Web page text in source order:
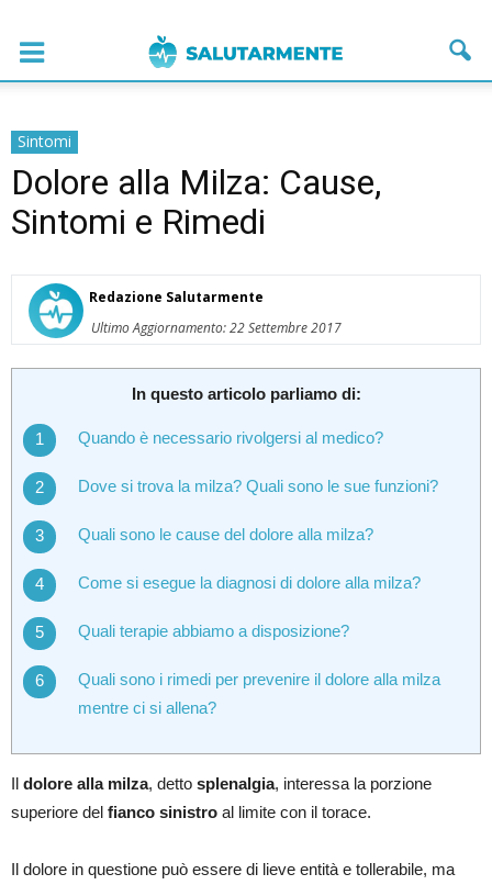
Sintomi
Dolore alla Milza: Cause,
Sintomi e Rimedi
Redazione Salutarmente
Ultimo Aggiornamento: 22 Settembre 2017
In questo articolo parliamo di:
Quando è necessario rivolgersi al medico?
Dove si trova la milza? Quali sono le sue funzioni?
Quali sono le cause del dolore alla milza?
Come si esegue la diagnosi di dolore alla milza?
Quali terapie abbiamo a disposizione?
Quali sono i rimedi per prevenire il dolore alla milza
mentre ci si allena?
Il dolore alla milza, detto splenalgia, interessa la porzione
superiore del fianco sinistro al limite con il torace.
Il dolore in questione può essere di lieve entità e tollerabile, ma